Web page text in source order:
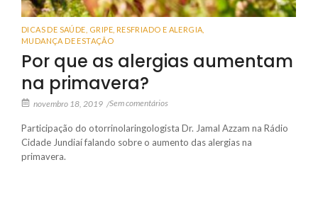
DICAS DE SAÚDE GRIPE, RESFRIADO E ALERGIA
MUDANÇA DE ESTAÇÃO
Por que as alergias aumentam
na primavera?
novembro 18, 2019 /Sem comentários
Participação do otorrinolaringologista Dr. Jamal Azzam na Rádio
Cidade Jundiaí falando sobre o aumento das alergias na
primavera.